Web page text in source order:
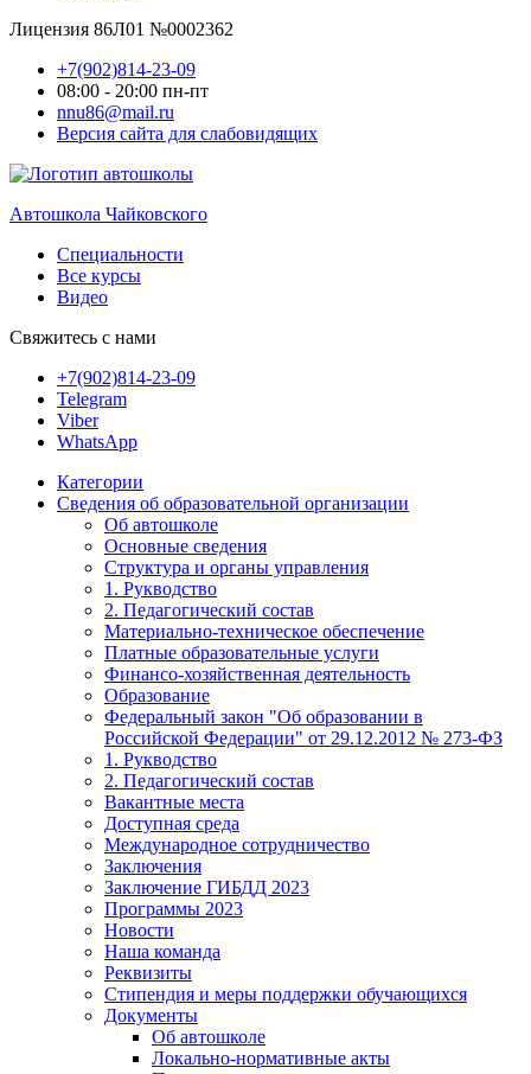
Лицензия 86Л01 №0002362
+7(902)814-23-09
08:00 - 20:00 пн-пт
nnu86@mail.ru
Версия сайта для слабовидящих
Автошкола Чайковского
Специальности
Все курсы
Видео
Свяжитесь с нами
+7(902)814-23-09
Telegram
Viber
WhatsApp
Категории
Сведения об образовательной организации
Об автошколе
Основные сведения
Структура и органы управления
1. Рукводство
2. Педагогический состав
Материально-техническое обеспечение
Платные образовательные услуги
Финансо-хозяйственная деятельность
Образование
Федеральный закон "Об образовании в
Российской Федерации" от 29.12.2012 № 273-ФЗ
1. Рукводство
2. Педагогический состав
Вакантные места
Доступная среда
Международное сотрудничество
Заключения
Заключение ГИБДД 2023
Программы 2023
Новости
Наша команда
Реквизиты
Стипендия и меры поддержки обучающихся
Документы
Об автошколе
Локально-нормативные акты